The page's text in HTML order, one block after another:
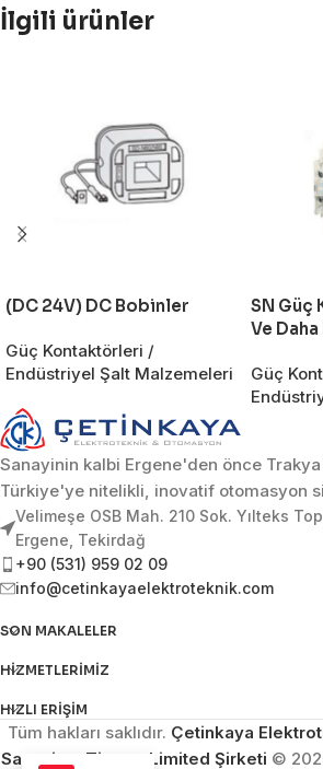
İlgili ürünler
(DC 24V) DC Bobinler
Güç Kontaktörleri /
Endüstriyel Şalt Malzemeleri
SN
Ve Daha
Güç
Sanayinin kalbi Ergene'den önce
Türkiye'ye nitelikli, inovatif otomasyon
Velimeşe OSB Mah. 210 Sok. Yılteks
Ergene, Tekirdağ
+90 (531) 959 02 09
info@cetinkayaelektroteknik.com
SON MAKALELER
HIZMETLERIMIZ
HIZLI ERIŞIM
Tüm hakları saklıdır. Çetinkaya
Sanayi ve Ticaret Limited Şirketi ©